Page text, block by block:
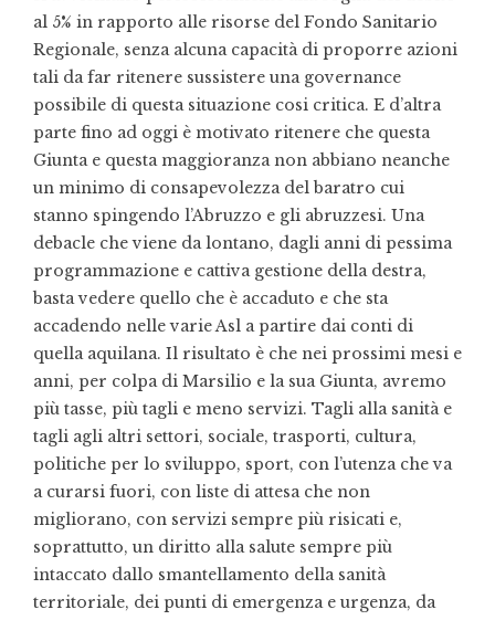
al 5% in rapporto alle risorse del Fondo Sanitario
Regionale, senza alcuna capacità di proporre azioni
tali da far ritenere sussistere una governance
possibile di questa situazione cosi critica. E d’altra
parte fino ad oggi è motivato ritenere che questa
Giunta e questa maggioranza non abbiano neanche
un minimo di consapevolezza del baratro cui
stanno spingendo l’Abruzzo e gli abruzzesi. Una
debacle che viene da lontano, dagli anni di pessima
programmazione e cattiva gestione della destra,
basta vedere quello che è accaduto e che sta
accadendo nelle varie Asl a partire dai conti di
quella aquilana. Il risultato è che nei prossimi mesi e
anni, per colpa di Marsilio e la sua Giunta, avremo
più tasse, più tagli e meno servizi. Tagli alla sanità e
tagli agli altri settori, sociale, trasporti, cultura,
politiche per lo sviluppo, sport, con l’utenza che va
a curarsi fuori, con liste di attesa che non
migliorano, con servizi sempre più risicati e,
soprattutto, un diritto alla salute sempre più
intaccato dallo smantellamento della sanità
territoriale, dei punti di emergenza e urgenza, da